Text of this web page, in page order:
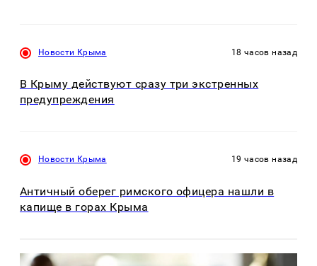
Новости Крыма 18 часов назад
В Крыму действуют сразу три экстренных
предупреждения
Новости Крыма 19 часов назад
Античный оберег римского офицера нашли в
капище в горах Крыма